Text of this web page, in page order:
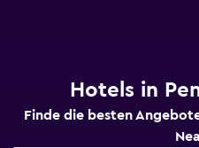
Hotels in
Finde die besten